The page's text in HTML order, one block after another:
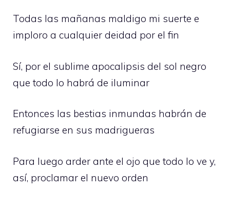
Todas las mañanas maldigo mi suerte e
imploro a cualquier deidad por el fin
Sí, por el sublime apocalipsis del sol negro
que todo lo habrá de iluminar
Entonces las bestias inmundas habrán de
refugiarse en sus madrigueras
Para luego arder ante el ojo que todo lo ve y,
así, proclamar el nuevo orden